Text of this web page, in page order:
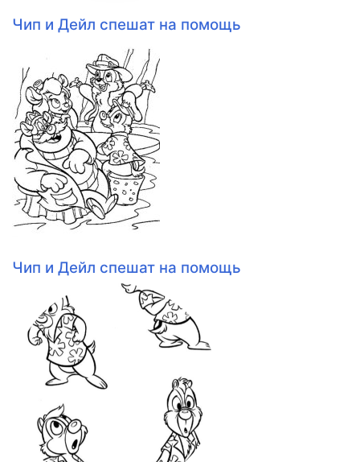
Чип и Дейл спешат на помощь
Чип и Дейл спешат на помощь